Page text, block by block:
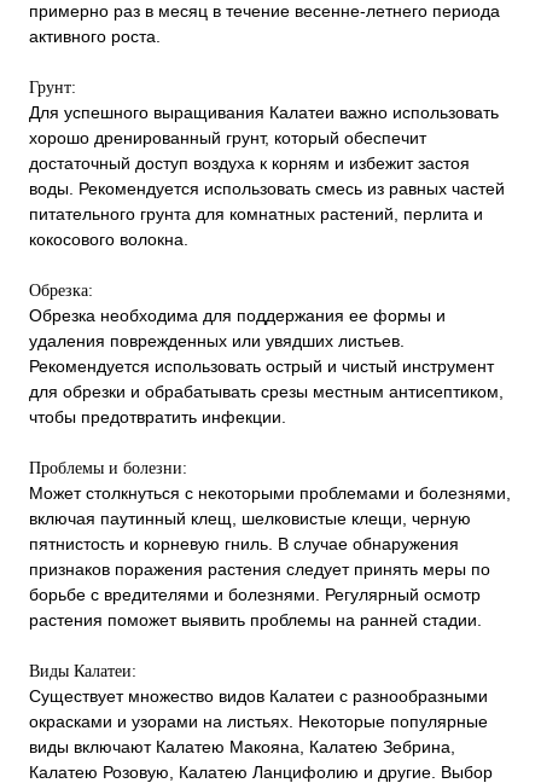
примерно раз в месяц в течение весенне-летнего периода
активного роста.
Грунт:
Для успешного выращивания Калатеи важно использовать
хорошо дренированный грунт, который обеспечит
достаточный доступ воздуха к корням и избежит застоя
воды. Рекомендуется использовать смесь из равных частей
питательного грунта для комнатных растений, перлита и
кокосового волокна.
Обрезка:
Обрезка необходима для поддержания ее формы и
удаления поврежденных или увядших листьев.
Рекомендуется использовать острый и чистый инструмент
для обрезки и обрабатывать срезы местным антисептиком,
чтобы предотвратить инфекции.
Проблемы и болезни:
Может столкнуться с некоторыми проблемами и болезнями,
включая паутинный клещ, шелковистые клещи, черную
пятнистость и корневую гниль. В случае обнаружения
признаков поражения растения следует принять меры по
борьбе с вредителями и болезнями. Регулярный осмотр
растения поможет выявить проблемы на ранней стадии.
Виды Калатеи:
Существует множество видов Калатеи с разнообразными
окрасками и узорами на листьях. Некоторые популярные
виды включают Калатею Макояна, Калатею Зебрина,
Калатею Розовую, Калатею Ланцифолию и другие. Выбор